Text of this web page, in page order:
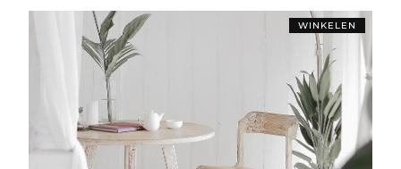
WINKELEN